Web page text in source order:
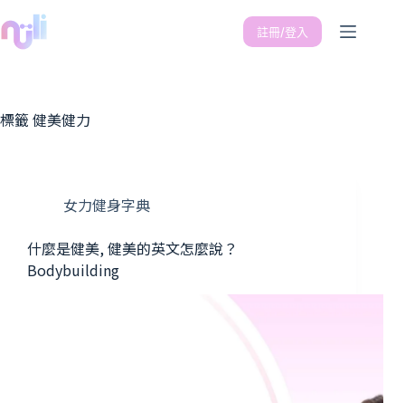
註冊/登入
標籤 健美健力
女力健身字典
什麼是健美, 健美的英文怎麼說？
Bodybuilding